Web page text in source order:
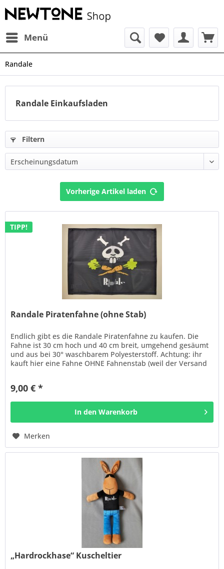
Menü
Randale
Randale Einkaufsladen
Filtern
Vorherige Artikel laden
TIPP!
Randale Piratenfahne (ohne Stab)
Endlich gibt es die Randale Piratenfahne zu kaufen. Die
Fahne ist 30 cm hoch und 40 cm breit, umgehend gesäumt
und aus bei 30° waschbarem Polyesterstoff. Achtung: ihr
kauft hier eine Fahne OHNE Fahnenstab (weil der Versand
9,00 € *
In den Warenkorb
Merken
„Hardrockhase“ Kuscheltier